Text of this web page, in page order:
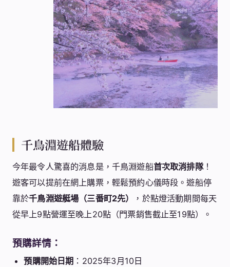
千鳥淵遊船體驗
今年最令人驚喜的消息是，千鳥淵遊船首次取消排隊！
遊客可以提前在網上購票，輕鬆預約心儀時段。遊船停
靠於千鳥淵遊艇場（三番町2先）
，於點燈活動期間每天
從早上9點營運至晚上20點（門票銷售截止至19點）。
預購詳情：
預購開始日期 ：2025年3月10日